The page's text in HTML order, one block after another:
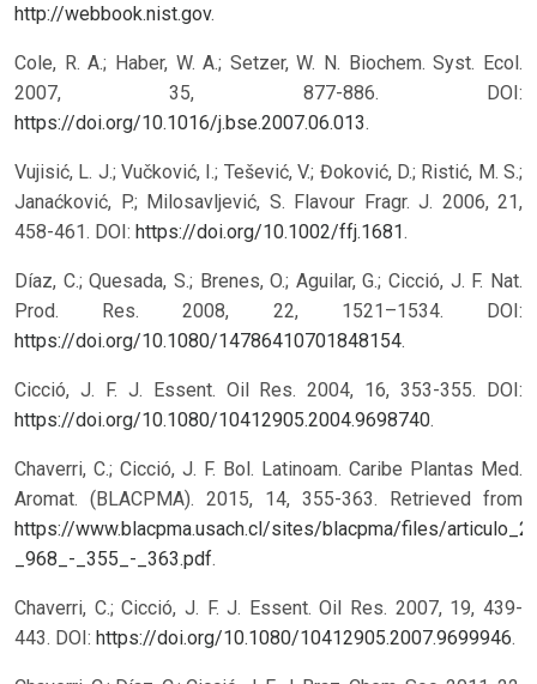
http://webbook.nist.gov.
Cole, R. A.; Haber, W. A.; Setzer, W. N. Biochem. Syst. Ecol.
2007, 35, 877-886. DOI:
https://doi.org/10.1016/j.bse.2007.06.013.
Vujisić, L. J.; Vučković, I.; Tešević, V.; Đoković, D.; Ristić, M. S.;
Janaćković, P.; Milosavljević, S. Flavour Fragr. J. 2006, 21,
458-461. DOI: https://doi.org/10.1002/ffj.1681.
Díaz, C.; Quesada, S.; Brenes, O.; Aguilar, G.; Cicció, J. F. Nat.
Prod. Res. 2008, 22, 1521–1534. DOI:
https://doi.org/10.1080/14786410701848154.
Cicció, J. F. J. Essent. Oil Res. 2004, 16, 353-355. DOI:
https://doi.org/10.1080/10412905.2004.9698740.
Chaverri, C.; Cicció, J. F. Bol. Latinoam. Caribe Plantas Med.
Aromat. (BLACPMA). 2015, 14, 355-363. Retrieved from
https://www.blacpma.usach.cl/sites/blacpma/files/
_968_-_355_-_363.pdf.
Chaverri, C.; Cicció, J. F. J. Essent. Oil Res. 2007, 19, 439-
443. DOI: https://doi.org/10.1080/10412905.2007.9699946.